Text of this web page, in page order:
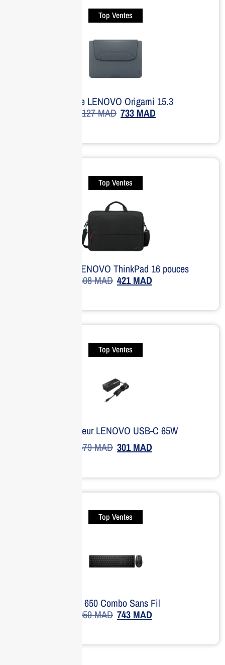
Top Ventes
Housse LENOVO Origami 15.3
1,127MAD 733 MAD
Top Ventes
Sacoche LENOVO ThinkPad 16 pouces
608MAD 421MAD
Top Ventes
Adaptateur LENOVO USB-C 65W
479MAD 301MAD
Top Ventes
HP 650 Combo Sans Fil
959MAD 743 MAD